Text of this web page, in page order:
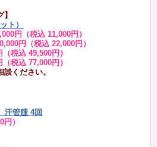
ト）
円（税込 11,000円）
円（税込 22,000円）
（税込 49,500円）
（税込 77,000円）
ください。
汗管腫 4回
）